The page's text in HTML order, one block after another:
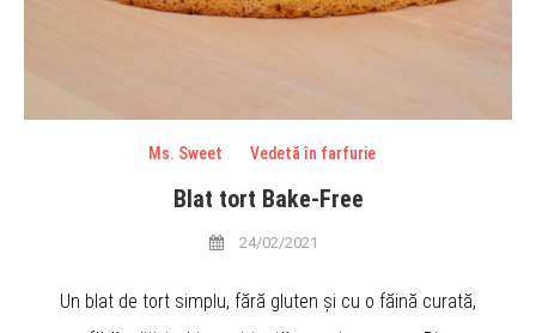
Ms. Sweet Vedetă în farfurie
Blat tort Bake-Free
24/02/2021
Un blat de tort simplu, fără gluten și cu o făină curată,